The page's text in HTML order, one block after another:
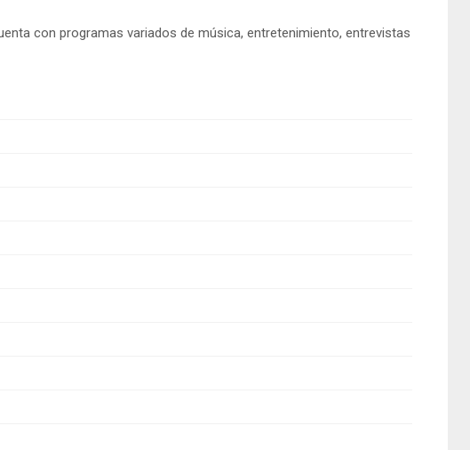
con programas variados de música, entretenimiento, entrevistas